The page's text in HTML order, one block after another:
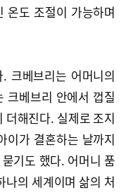
온도 조절이 가능하며
크베브리는 어머니의
크베브리 안에서 껍질
더해진다. 실제로 조지
이가 결혼하는 날까지
기도 했다. 어머니 품
의 세계이며 삶의 처